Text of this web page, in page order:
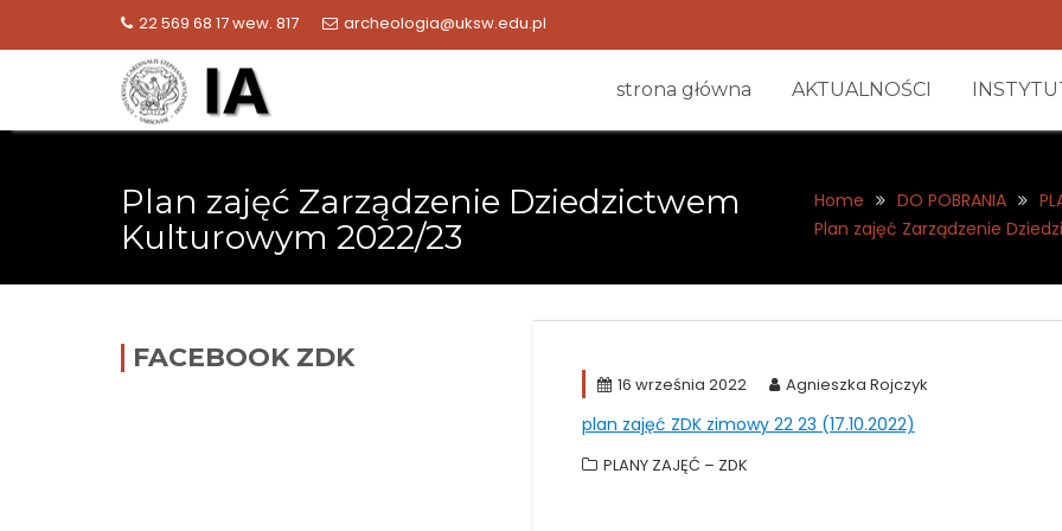
22 569 68 17 wew. 817 archeologia@uksw.edu.pl
strona główna AKTUALNOŚCI
Plan zajęć Zarządzenie Dziedzictwem
Kulturowym 2022/23
Home DO POBRANIA
Plan zajęć Zarządzenie
16 września 2022 Agnieszka Rojczyk
plan zajęć ZDK zimowy 22 23 (17.10.2022)
PLANY ZAJĘĆ – ZDK
FACEBOOK ZDK